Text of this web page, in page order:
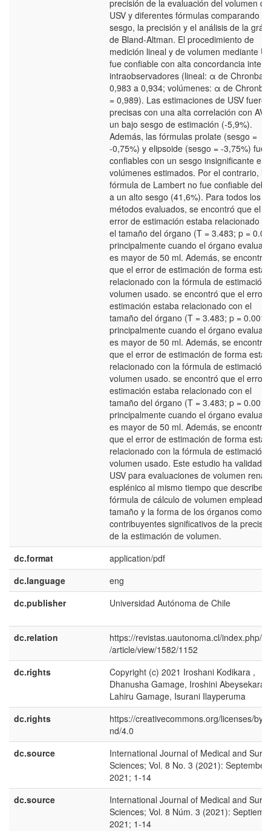
precisión de la evaluación del volumen de
USV y diferentes fórmulas comparando el
sesgo, la precisión y el análisis de la
de Bland-Altman. El procedimiento de
medición lineal y de volumen mediante
fue confiable con alta concordancia inter e
intraobservadores (lineal: α de
0,983 a 0,934; volúmenes: α de
= 0,989). Las estimaciones de USV fueron
precisas con una alta correlación con AV y
un bajo sesgo de estimación (-5,9%).
Además, las fórmulas prolate (sesgo =
-0,75%) y elipsoide (sesgo = -3,75%)
confiables con un sesgo insignificante en
volúmenes estimados. Por el contrario, la
fórmula de Lambert no fue confiable
a un alto sesgo (41,6%). Para todos los
métodos evaluados, se encontró que el
error de estimación estaba relacionado
el tamaño del órgano (T = 3.483; p =
principalmente cuando el órgano
es mayor de 50 ml. Además, se encontró
que el error de estimación de forma está
relacionado con la fórmula de estimación
volumen usado. se encontró que el error
estimación estaba relacionado con el
tamaño del órgano (T = 3.483; p = 0.001),
principalmente cuando el órgano
es mayor de 50 ml. Además, se encontró
que el error de estimación de forma está
relacionado con la fórmula de estimación
volumen usado. se encontró que el error
estimación estaba relacionado con el
tamaño del órgano (T = 3.483; p = 0.001),
principalmente cuando el órgano
es mayor de 50 ml. Además, se encontró
que el error de estimación de forma está
relacionado con la fórmula de estimación
volumen usado. Este estudio ha validado
USV para evaluaciones de volumen renal
esplénico al mismo tiempo que describe
fórmula de cálculo de volumen
tamaño y la forma de los órganos como
contribuyentes significativos de la
de la estimación de volumen.
dc.format
application/pdf
dc.language
eng
dc.publisher
Universidad Autónoma de Chile
dc.relation
https://revistas.uautonoma.cl/index.php/
/article/view/1582/1152
dc.rights
Copyright (c) 2021 Iroshani Kodikara ,
Dhanusha Gamage, Iroshini Abeysekara,
Lahiru Gamage, Isurani Ilayperuma
dc.rights
https://creativecommons.org/licenses/by-
nd/4.0
dc.source
International Journal of Medical and
Sciences; Vol. 8 No. 3 (2021): September
2021; 1-14
dc.source
International Journal of Medical and
Sciences; Vol. 8 Núm. 3 (2021):
2021; 1-14